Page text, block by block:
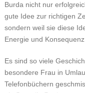
Burda nicht nur
gute Idee zur richtigen
sondern weil sie diese
Energie und
Es sind so viele
besondere Frau in
Telefonbüchern